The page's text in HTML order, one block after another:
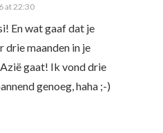
at 22:30
En wat gaaf dat je
drie maanden in je
gaat! Ik vond drie
genoeg, haha ;-)